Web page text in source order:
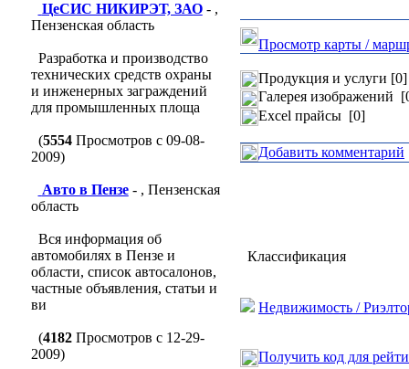
ЦеСИС НИКИРЭТ, ЗАО- ,
Пензенская область
Разработка и производство
технических средств охраны
и инженерных заграждений
для промышленных площа
(5554Просмотров с 09-08-
2009)
Авто в Пензе- , Пензенская
область
Вся информация об
автомобилях в Пензе и
области, список автосалонов,
частные объявления, статьи и
ви
(4182Просмотров с 12-29-
2009)
Просмотр карты /
Продукция и услуги [0]
Галерея изображений
Excel прайсы [0]
Добавить комментарий
Классификация
Недвижимость /
Получить код для